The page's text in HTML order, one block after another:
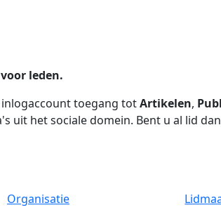
leden.
toegang totArtikelen,
uit het sociale domein. Bent u al lid
Organisatie